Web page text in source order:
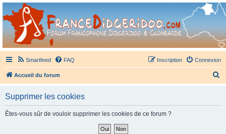
France Didgeridoo
Didgeridoo et Guimbarde sur France Didgeridoo - retrouvez la communauté.
Smartfeed FAQ Connexion
Inscription
Accueil du forum
Supprimer les cookies
Êtes-vous sûr de vouloir supprimer les cookies de ce forum ?